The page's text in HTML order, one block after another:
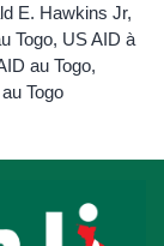
E. Hawkins Jr,
Togo, US AID à
au Togo,
Togo